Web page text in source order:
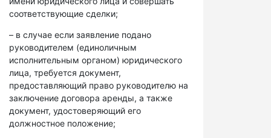
соответствующие сделки;
– в случае если заявление подано
руководителем (единоличным
исполнительным органом) юридического
лица, требуется документ,
предоставляющий право руководителю на
заключение договора аренды, а также
документ, удостоверяющий его
должностное положение;